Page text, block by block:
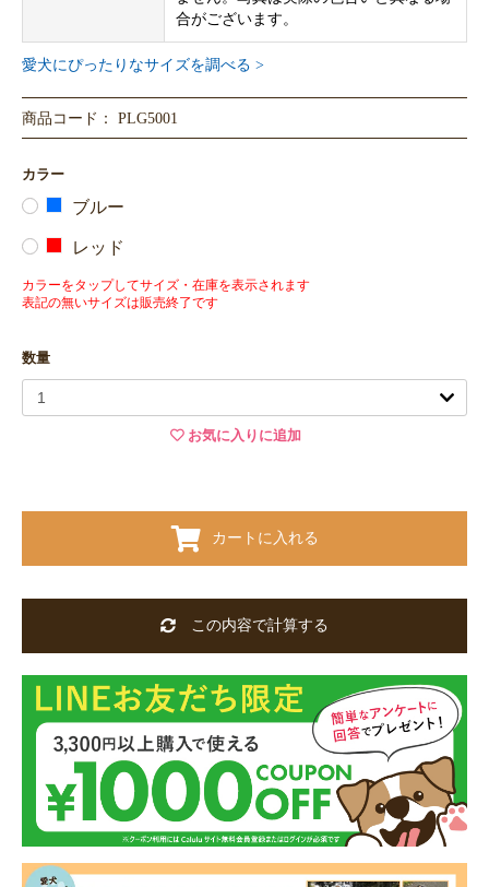
合がございます。
愛犬にぴったりなサイズを調べる >
商品コード： PLG5001
カラー
ブルー
レッド
カラーをタップしてサイズ・在庫を表示されます
表記の無いサイズは販売終了です
数量
お気に入りに追加
カートに入れる
この内容で計算する